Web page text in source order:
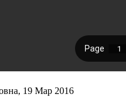
19 Мар 2016